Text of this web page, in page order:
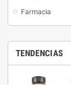
Farmacia
TENDENCIAS